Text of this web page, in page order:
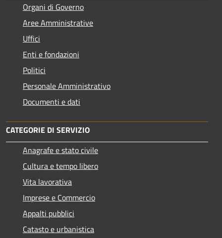
Organi di Governo
Aree Amministrative
Uffici
Enti e fondazioni
Politici
Personale Amministrativo
Documenti e dati
CATEGORIE DI SERVIZIO
Anagrafe e stato civile
Cultura e tempo libero
Vita lavorativa
Imprese e Commercio
Appalti pubblici
Catasto e urbanistica